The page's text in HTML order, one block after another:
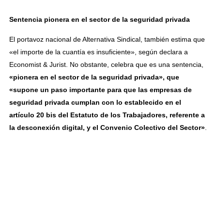
Sentencia pionera en el sector de la seguridad privada
El portavoz nacional de Alternativa Sindical, también estima que
«el importe de la cuantía es insuficiente», según declara a
Economist & Jurist. No obstante, celebra que es una sentencia,
«pionera en el sector de la seguridad privada», que
«supone un paso importante para que las empresas de
seguridad privada cumplan con lo establecido en el
artículo 20 bis del Estatuto de los Trabajadores, referente a
la desconexión digital, y el Convenio Colectivo del Sector».